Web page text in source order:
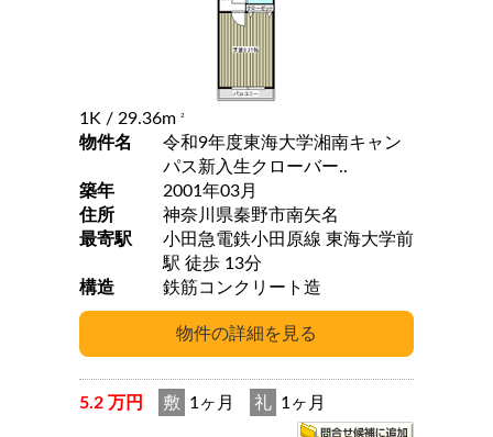
1K / 29.36m 2
物件名
令和9年度東海大学湘南キャン
パス新入生クローバー..
築年
2001年03月
住所
神奈川県秦野市南矢名
最寄駅
小田急電鉄小田原線 東海大学前
駅 徒歩 13分
構造
鉄筋コンクリート造
5.2 万円 敷 1ヶ月 礼 1ヶ月